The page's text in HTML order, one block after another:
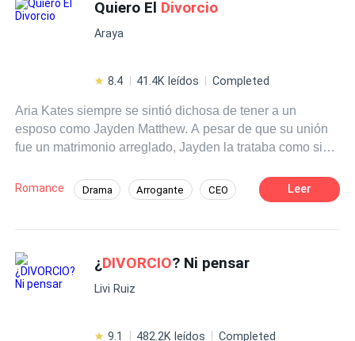
Romance oscuro Comedia
Quiero El Divorcio
Araya
8.4 41.4K leídos Completed
Aria Kates siempre se sintió dichosa de tener a un
esposo como Jayden Matthew. A pesar de que su unión
fue un matrimonio arreglado, Jayden la trataba como si
empezaba a corresponder ese amor, se topó con una
realidad amarga. Jayden, a quien ella creía un hombre
desde mucho antes de casarse. Aria los sorprendió
haciendo el amor en su propia casa. Destrozada. Aria
quedó completamente devastada; su confianza había
! -exclamó Aria, secándose las lágrimas que no
Romance Drama Arrogante CEO Leer
¿DIVORCIO? Ni pensar
Livi Ruiz
9.1 482.2K leídos Completed